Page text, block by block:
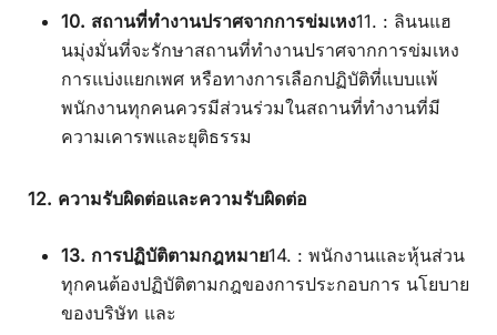
10. สถานที่ทำงานปราศจากการข่มเหง11. : ลินนแฮ
นมุ่งมั่นที่จะรักษาสถานที่ทำงานปราศจากการข่มเหง
การแบ่งแยกเพศ หรือทางการเลือกปฏิบัติที่แบบแพ้
พนักงานทุกคนควรมีส่วนร่วมในสถานที่ทำงานที่มี
ความเคารพและยุติธรรม
12. ความรับผิดต่อและความรับผิดต่อ
13. การปฏิบัติตามกฎหมาย14. : พนักงานและหุ้นส่วน
ทุกคนต้องปฏิบัติตามกฎของการประกอบการ นโยบาย
ของบริษัท และ